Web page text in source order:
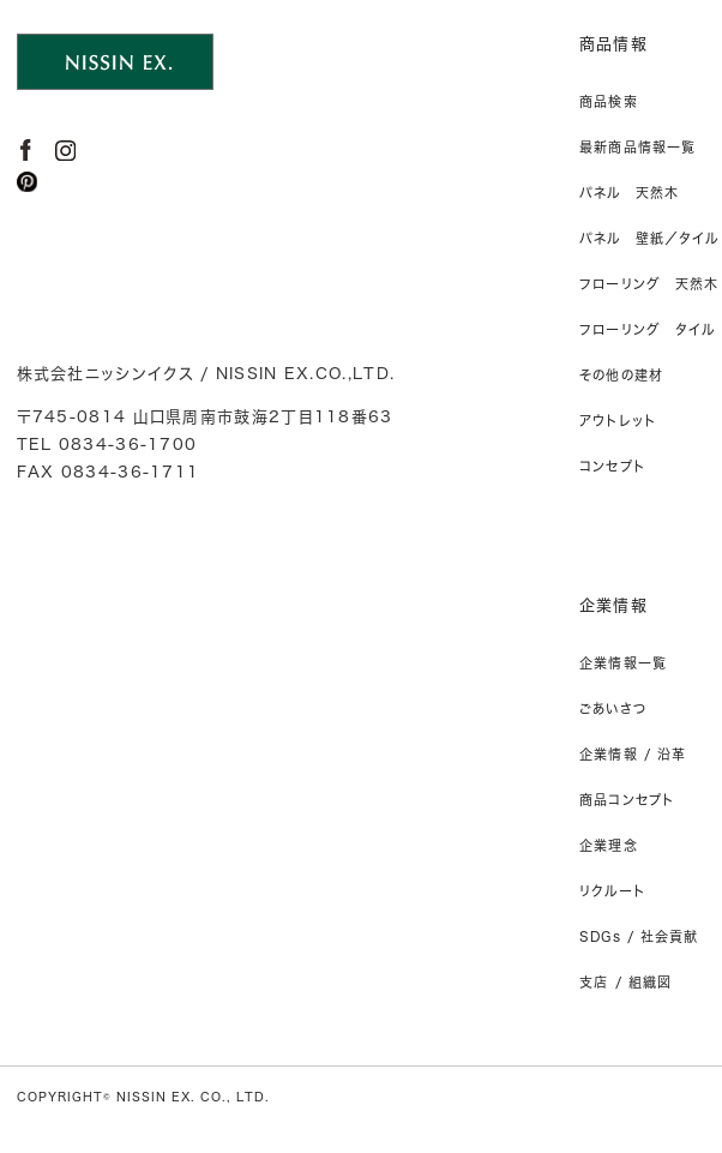
株式会社ニッシンイクス / NISSIN EX.CO.,LTD.
〒745-0814 山口県周南市鼓海2丁目118番63
TEL 0834-36-1700
FAX 0834-36-1711
商品情報
商品検索
最新商品情報一覧
パネル 天然木
パネル 壁紙／タイル
フローリング 天然木
フローリング タイル
その他の建材
アウトレット
コンセプト
企業情報
企業情報一覧
ごあいさつ
企業情報 / 沿革
商品コンセプト
企業理念
リクルート
SDGs / 社会貢献
支店 / 組織図
COPYRIGHT© NISSIN EX. CO., LTD.